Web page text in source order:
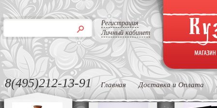
Регистрация
Личный кабинет
8(495)212-13-91 Главная Доставка и Оплата